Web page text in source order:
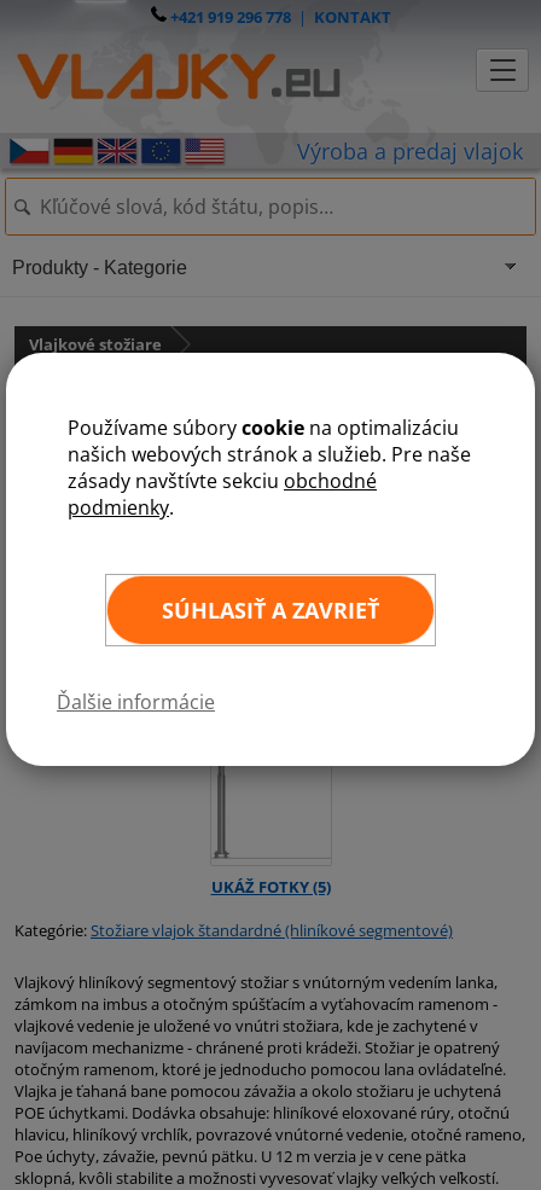
Používame súborycookie na optimalizáciu
našich webových stránok a služieb. Pre naše
zásady navštívte sekciu obchodné
podmienky.
SÚHLASIŤ A ZAVRIEŤ
Ďalšie informácie
+421 919 296 778| KONTAKT
Vlajkové stožiare
Vlajkový stožiar SUPER WINDY
Kategórie:Stožiare vlajok štandardné (hliníkové segmentové)
Vlajkový hliníkový segmentový stožiar s vnútorným vedením lanka,
zámkom na imbus a otočným spúšťacím a vyťahovacím ramenom -
vlajkové vedenie je uložené vo vnútri stožiara, kde je zachytené v
navíjacom mechanizme - chránené proti krádeži. Stožiar je opatrený
otočným ramenom, ktoré je jednoducho pomocou lana ovládateľné.
Vlajka je ťahaná bane pomocou závažia a okolo stožiaru je uchytená
POE úchytkami. Dodávka obsahuje: hliníkové eloxované rúry, otočnú
hlavicu, hliníkový vrchlík, povrazové vnútorné vedenie, otočné rameno,
Poe úchyty, závažie, pevnú pätku. U 12 m verzia je v cene pätka
sklopná, kvôli stabilite a možnosti vyvesovať vlajky veľkých veľkostí.
Produkty - Kategorie